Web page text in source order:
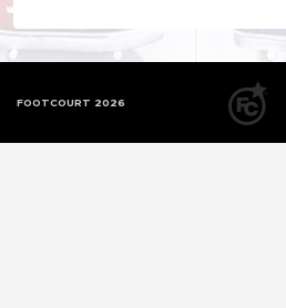
FOOTCOURT 2026